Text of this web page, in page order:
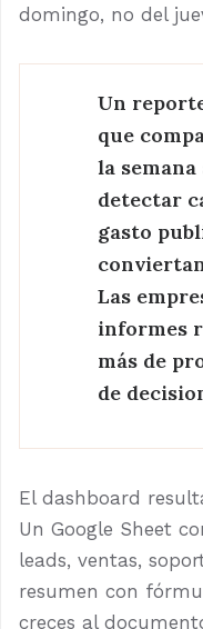
domingo, no del
Un
que
la
detectar
gasto
Las
informes
más de
de
El dashboard
Un Google Sheet
leads, ventas,
resumen con
creces al